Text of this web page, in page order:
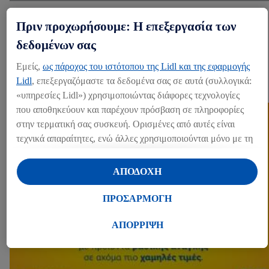
ΆΛΛΑ MEDIA
Press kits (1)
Πριν προχωρήσουμε: Η επεξεργασία των
δεδομένων σας
Εμείς, ως πάροχος του ιστότοπου της Lidl και της εφαρμογής
Lidl, επεξεργαζόμαστε τα δεδομένα σας σε αυτά (συλλογικά:
«υπηρεσίες Lidl») χρησιμοποιώντας διάφορες τεχνολογίες
που αποθηκεύουν και παρέχουν πρόσβαση σε πληροφορίες
στην τερματική σας συσκευή. Ορισμένες από αυτές είναι
τεχνικά απαραίτητες, ενώ άλλες χρησιμοποιούνται μόνο με τη
δημιουργία στατιστικών στοιχείων ή για εξατομικευμένη
διαφήμιση εντός και εκτός των υπηρεσιών Lidl. Εάν
συμμετέχετε στο πρόγραμμα Lidl Plus, δεδομένα που
επίσης σε επεξεργασία για τους σκοπούς αυτούς.
προσαρμόσετε τη συγκατάθεσή σας επιτρέποντας
ΑΠΟΡΡΙΨΗ
ΠΡΟΣΑΡΜΟΓΗ
ΑΠΟΔΟΧΗ